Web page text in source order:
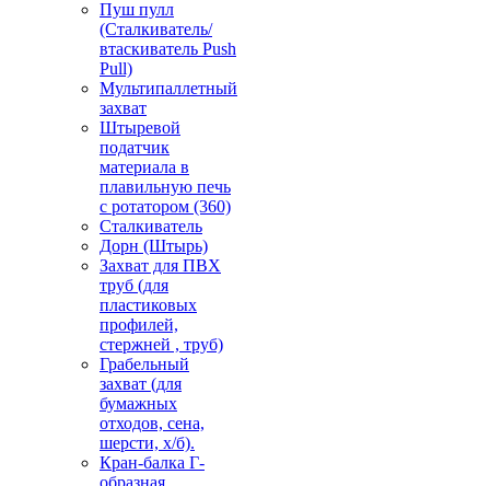
Пуш пулл
(Сталкиватель/
втаскиватель Push
Pull)
Мультипаллетный
захват
Штыревой
податчик
материала в
плавильную печь
с ротатором (360)
Сталкиватель
Дорн (Штырь)
Захват для ПВХ
труб (для
пластиковых
профилей,
стержней , труб)
Грабельный
захват (для
бумажных
отходов, сена,
шерсти, х/б).
Кран-балка Г-
образная